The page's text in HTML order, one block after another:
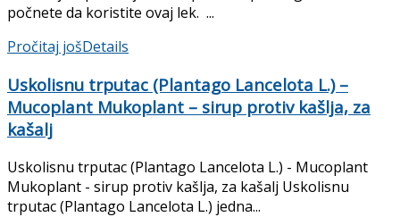
počnete da koristite ovaj lek. ...
Pročitaj jošDetails
Uskolisnu trputac (Plantago Lancelota L.) –
Mucoplant Mukoplant – sirup protiv kašlja, za
kašalj
Uskolisnu trputac (Plantago Lancelota L.) - Mucoplant
Mukoplant - sirup protiv kašlja, za kašalj Uskolisnu
trputac (Plantago Lancelota L.) jedna...